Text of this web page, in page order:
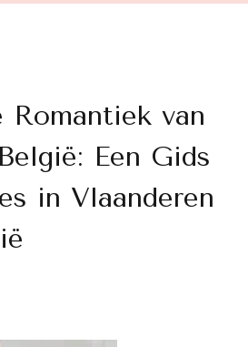
Romantiek van
Een Gids
in Vlaanderen